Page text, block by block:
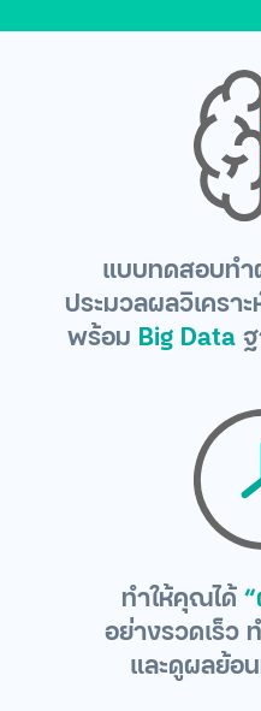
แบบทดสอบทำ
ประมวลผลวิเคร
พร้อม Big Data
ทำให้คุณได้
อย่างรวดเร็ว
และดูผลย้อ